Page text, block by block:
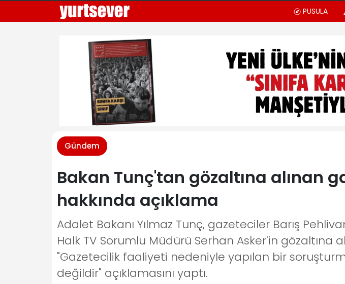
PUSULA
Gündem
Bakan Tunç'tan gözaltına alınan
hakkında açıklama
Adalet Bakanı Yılmaz Tunç, gazeteciler Barış
Halk TV Sorumlu Müdürü Serhan Asker'in gözaltına
"Gazetecilik faaliyeti nedeniyle yapılan bir
değildir" açıklamasını yaptı.